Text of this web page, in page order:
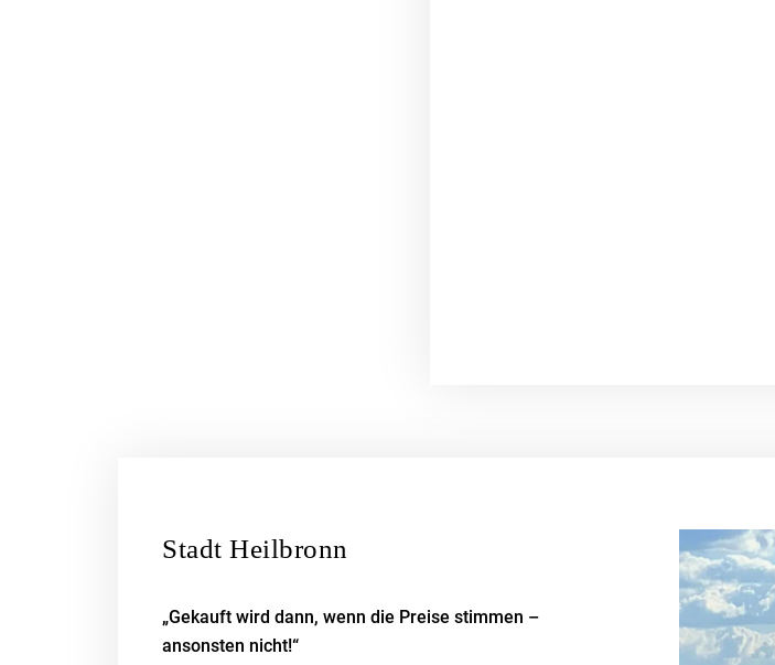
Stadt Heilbronn
„Gekauft wird dann, wenn die Preise stimmen –
ansonsten nicht!“